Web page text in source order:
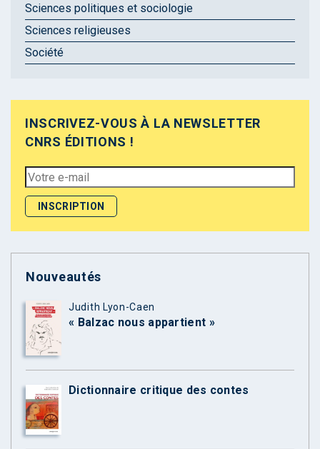
Sciences politiques et sociologie
Sciences religieuses
Société
INSCRIVEZ-VOUS À LA NEWSLETTER
CNRS ÉDITIONS !
Nouveautés
Judith Lyon-Caen
« Balzac nous appartient »
Dictionnaire critique des contes